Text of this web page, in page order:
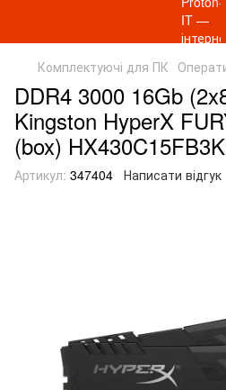
Комплектуючі для ПК
DDR4 3000 16Gb
Kingston HyperX
(box)
Артикул: 347404 Написати відгук